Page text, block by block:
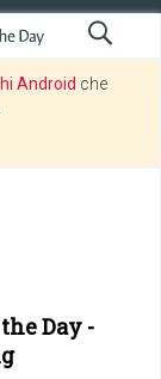
Android che
Day -